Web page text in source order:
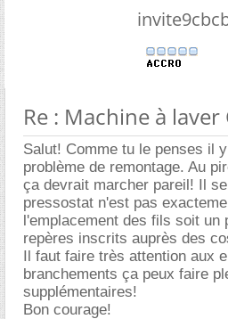
Re : Machine à laver
Salut! Comme tu le penses il
problème de remontage. Au
ça devrait marcher pareil! Il
pressostat n'est pas
l'emplacement des fils soit un
repères inscrits auprès des
Il faut faire très attention aux
branchements ça peux faire
supplémentaires!
Bon courage!